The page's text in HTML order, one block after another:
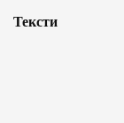
Тексти